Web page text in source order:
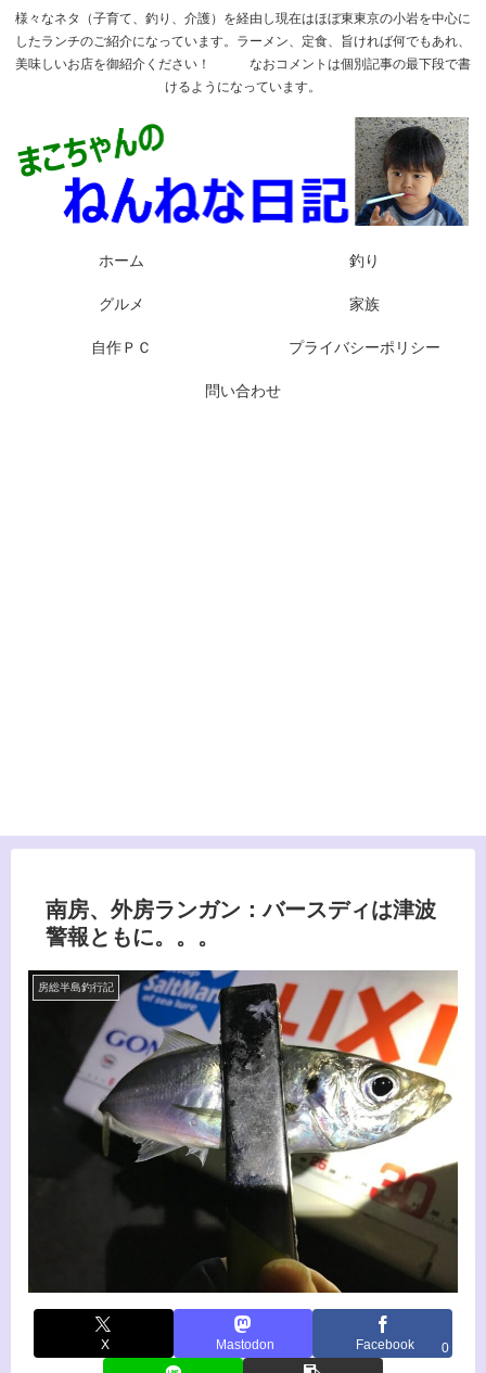
様々なネタ（子育て、釣り、介護）を経由し現在はほぼ東東京の小岩を中心に
したランチのご紹介になっています。ラーメン、定食、旨ければ何でもあれ、
美味しいお店を御紹介ください！ なおコメントは個別記事の最下段で書
けるようになっています。
ホーム 釣り
グルメ 家族
自作ＰＣ プライバシーポリシー
問い合わせ
南房、外房ランガン：バースディは津波
警報ともに。。。
房総半島釣行記
X Mastodon Facebook 0